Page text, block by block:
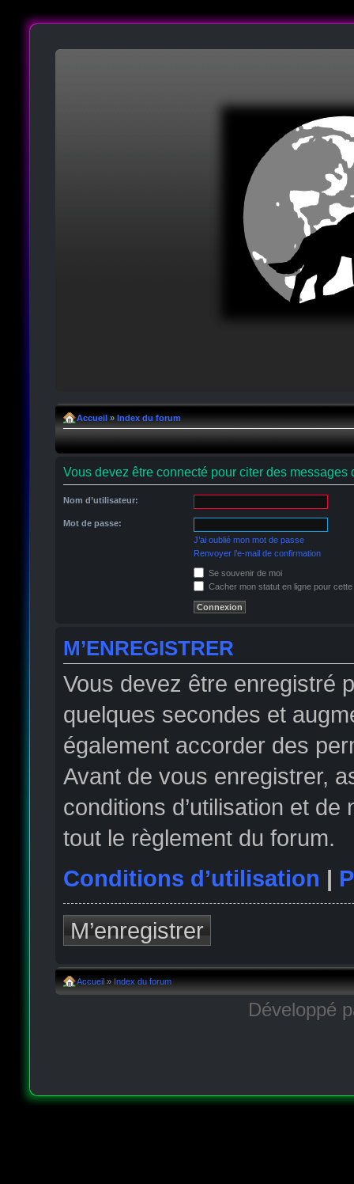
Accueil » Index du forum
Vous devez être connecté pour citer des messages
Nom d’utilisateur:
Mot de passe:
J’ai oublié mon mot de passe
Renvoyer l’e-mail de confirmation
Se souvenir de moi
Cacher mon statut en ligne pour
M’ENREGISTRER
Vous devez être enregistré
quelques secondes et
également accorder des
Avant de vous enregistrer,
conditions d’utilisation et
tout le règlement du forum.
Conditions d’utilisation |
M’enregistrer
Accueil » Index du forum
Développé